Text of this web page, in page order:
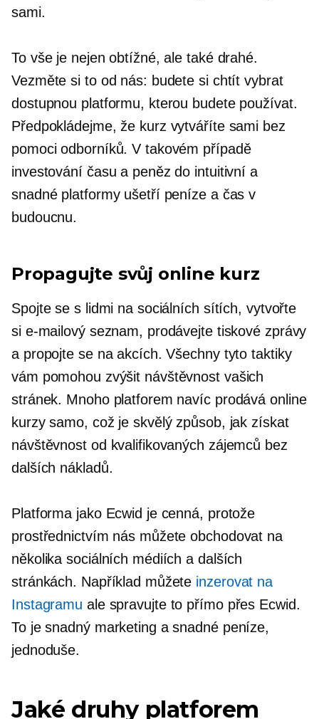
sami.
To vše je nejen obtížné, ale také drahé.
Vezměte si to od nás: budete si chtít vybrat
dostupnou platformu, kterou budete používat.
Předpokládejme, že kurz vytváříte sami bez
pomoci odborníků. V takovém případě
investování času a peněz do intuitivní a
snadné platformy ušetří peníze a čas v
budoucnu.
Propagujte svůj online kurz
Spojte se s lidmi na sociálních sítích, vytvořte
si e-mailový seznam, prodávejte tiskové zprávy
a propojte se na akcích. Všechny tyto taktiky
vám pomohou zvýšit návštěvnost vašich
stránek. Mnoho platforem navíc prodává online
kurzy samo, což je skvělý způsob, jak získat
návštěvnost od kvalifikovaných zájemců bez
dalších nákladů.
Platforma jako Ecwid je cenná, protože
prostřednictvím nás můžete obchodovat na
několika sociálních médiích a dalších
stránkách. Například můžete inzerovat na
Instagramu ale spravujte to přímo přes Ecwid.
To je snadný marketing a snadné peníze,
jednoduše.
Jaké druhy platforem